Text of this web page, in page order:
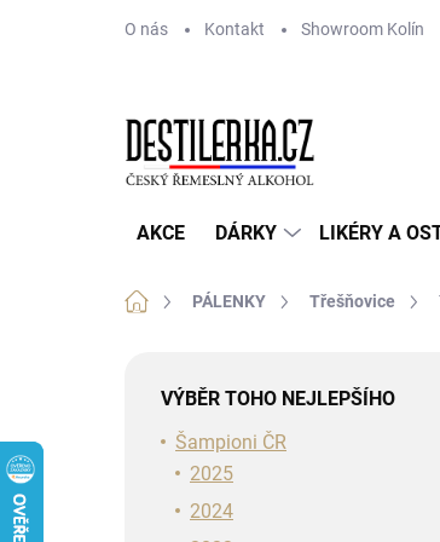
O nás Kontakt Showroom Kolín
AKCE DÁRKY LIKÉRY A
Domů PÁLENKY Třešňovice
VÝBĚR TOHO NEJLEPŠÍHO
Šampioni ČR
2025
2024